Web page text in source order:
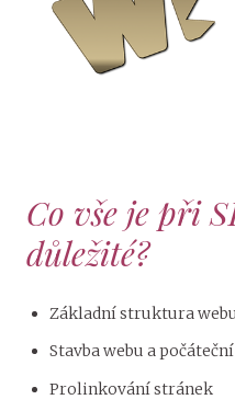
Co vše je při
důležité?
Základní struktura
Stavba webu a
Prolinkování stránek